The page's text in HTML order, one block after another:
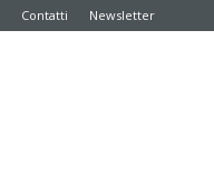
Contatti Newsletter